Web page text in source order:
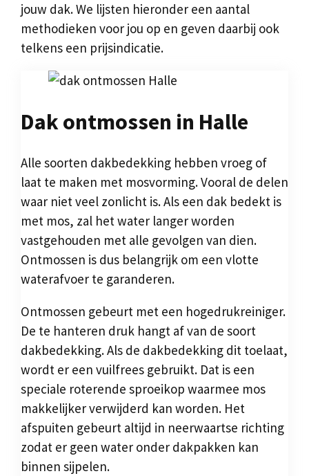
jouw dak. We lijsten hieronder een aantal
methodieken voor jou op en geven daarbij ook
telkens een prijsindicatie.
Dak ontmossen in Halle
Alle soorten dakbedekking hebben vroeg of
laat te maken met mosvorming. Vooral de delen
waar niet veel zonlicht is. Als een dak bedekt is
met mos, zal het water langer worden
vastgehouden met alle gevolgen van dien.
Ontmossen is dus belangrijk om een vlotte
waterafvoer te garanderen.
Ontmossen gebeurt met een hogedrukreiniger.
De te hanteren druk hangt af van de soort
dakbedekking. Als de dakbedekking dit toelaat,
wordt er een vuilfrees gebruikt. Dat is een
speciale roterende sproeikop waarmee mos
makkelijker verwijderd kan worden. Het
afspuiten gebeurt altijd in neerwaartse richting
zodat er geen water onder dakpakken kan
binnen sijpelen.